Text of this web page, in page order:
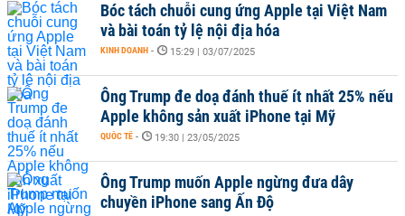
Bóc tách chuỗi cung ứng Apple tại Việt Nam
và bài toán tỷ lệ nội địa hóa
KINH DOANH - 15:29 | 03/07/2025
Ông Trump đe doạ đánh thuế ít nhất 25% nếu
Apple không sản xuất iPhone tại Mỹ
QUỐC TẾ - 19:30 | 23/05/2025
Ông Trump muốn Apple ngừng đưa dây
chuyền iPhone sang Ấn Độ